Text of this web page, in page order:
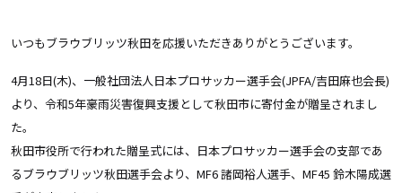
いつもブラウブリッツ秋田を応援いただきありがとうございます。
4月18日(木)、一般社団法人日本プロサッカー選手会(JPFA/吉田麻也会長)
より、令和5年豪雨災害復興支援として秋田市に寄付金が贈呈されまし
た。
秋田市役所で行われた贈呈式には、日本プロサッカー選手会の支部であ
るブラウブリッツ秋田選手会より、MF6 諸岡裕人選手、MF45 鈴木陽成選